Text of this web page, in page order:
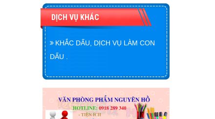
DỊCH VỤ KHÁC
KHẮC DẤU, DỊCH VỤ LÀM CON
DẤU .